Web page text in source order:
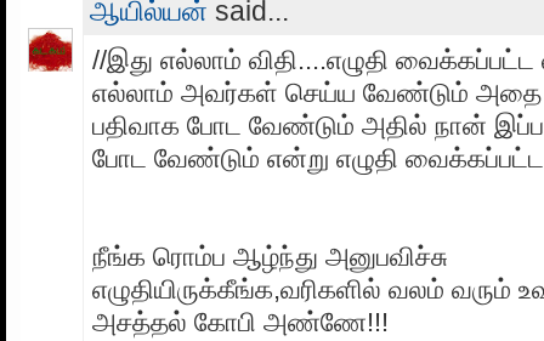
ஆயில்யன் said...
//இது எல்லாம் விதி....எழுதி
எல்லாம் அவர்கள் செய்ய வேண்டும் அதை
பதிவாக போட வேண்டும் அதில் நான்
போட வேண்டும் என்று எழுதி வைக்கப்பட்ட
நீங்க ரொம்ப ஆழ்ந்து அனுபவிச்சு
எழுதியிருக்கீங்க,வரிகளில் வலம் வரும்
அசத்தல் கோபி அண்ணே!!!